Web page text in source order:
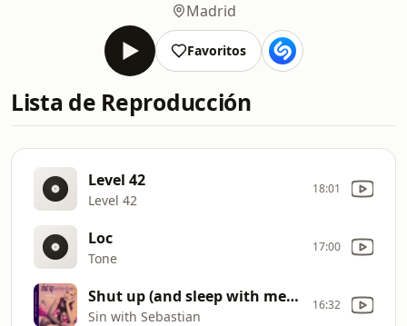
Madrid
Favoritos
Lista de Reproducción
Level 42
Level 42
18:01
Loc
Tone
17:00
Shut up (and sleep with me) sin with sebastian 1995 Original [8li]
Sin with Sebastian
16:32